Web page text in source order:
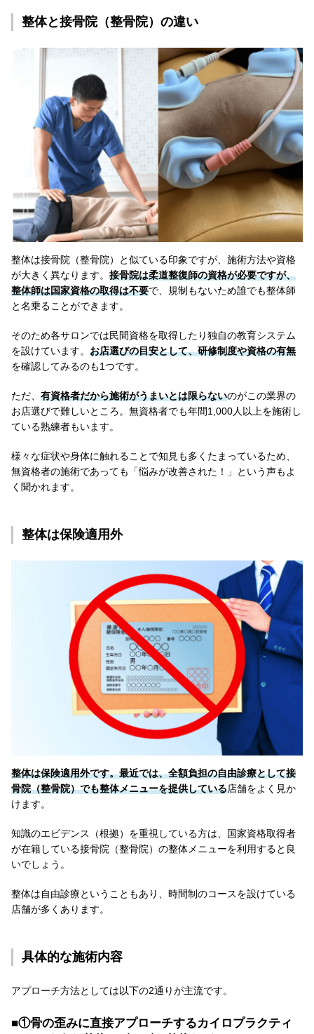
整体と接骨院（整骨院）の違い
整体は接骨院（整骨院）と似ている印象ですが、施術方法や資格
が大きく異なります。 接骨院は柔道整復師の資格が必要ですが、
整体師は国家資格の取得は不要で、規制もないため誰でも整体師
と名乗ることができます。
そのため各サロンでは民間資格を取得したり独自の教育システム
を設けています。 お店選びの目安として、研修制度や資格の有無
を確認してみるのも1つです。
ただ、 有資格者だから施術がうまいとは限らないのがこの業界の
お店選びで難しいところ。無資格者でも年間1,000人以上を施術し
ている熟練者もいます。
様々な症状や身体に触れることで知見も多くたまっているため、
無資格者の施術であっても「悩みが改善された！」という声もよ
く聞かれます。
整体は保険適用外
整体は保険適用外です。最近では、全額負担の自由診療として接
骨院（整骨院）でも整体メニューを提供している店舗をよく見か
けます。
知識のエビデンス（根拠）を重視している方は、国家資格取得者
が在籍している接骨院（整骨院）の整体メニューを利用すると良
いでしょう。
整体は自由診療ということもあり、時間制のコースを設けている
店舗が多くあります。
具体的な施術内容
アプローチ方法としては以下の2通りが主流です。
■①骨の歪みに直接アプローチするカイロプラクティ